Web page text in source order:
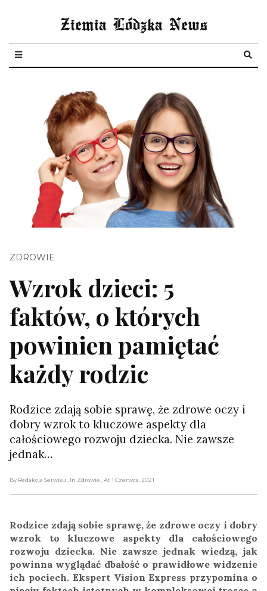
Ziemia Lódzka News
ZDROWIE
Wzrok dzieci: 5
faktów, o których
powinien pamiętać
każdy rodzic
Rodzice zdają sobie sprawę, że zdrowe oczy i
dobry wzrok to kluczowe aspekty dla
całościowego rozwoju dziecka. Nie zawsze
jednak…
By Redakcja Serwisu , In Zdrowie , At 1 Czerwca, 2021
Rodzice zdają sobie sprawę, że zdrowe oczy i dobry
wzrok to kluczowe aspekty dla całościowego
rozwoju dziecka. Nie zawsze jednak wiedzą, jak
powinna wyglądać dbałość o prawidłowe widzenie
ich pociech. Ekspert Vision Express przypomina o